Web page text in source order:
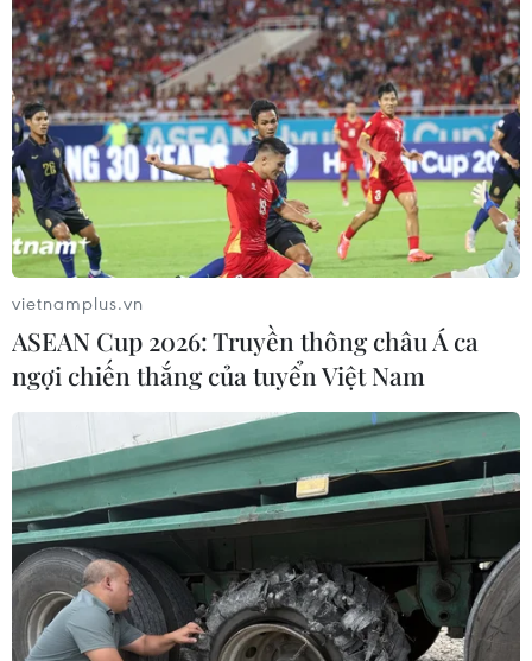
vietnamplus.vn
ASEAN Cup 2026: Truyền thông châu Á ca
ngợi chiến thắng của tuyển Việt Nam